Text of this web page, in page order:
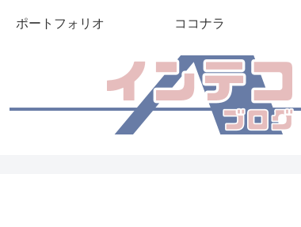
ポートフォリオ ココナラ